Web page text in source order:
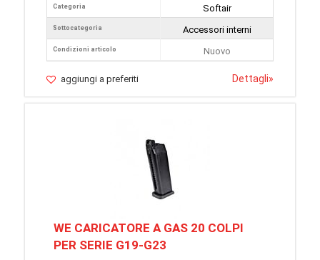
Categoria
Sottocategoria
Condizioni articolo
Softair
Accessori interni
Nuovo
aggiungi a preferiti Dettagli»
WE CARICATORE A GAS 20 COLPI
PER SERIE G19-G23